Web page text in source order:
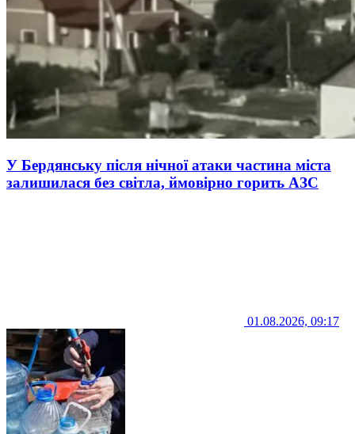
У Бердянську після нічної атаки частина міста
залишилася без світла, ймовірно горить АЗС
01.08.2026, 09:17